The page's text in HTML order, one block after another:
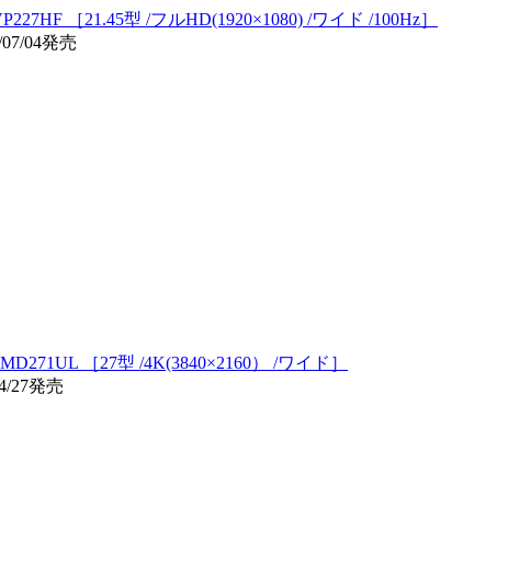
［21.45型 /フルHD(1920×1080) /ワイド /100Hz］
04発売
［27型 /4K(3840×2160） /ワイド］
27発売